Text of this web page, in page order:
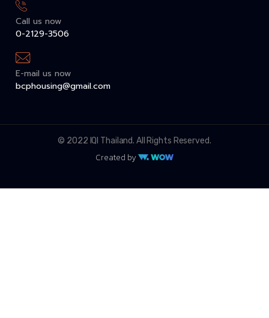
Call us now
0-2129-3506
E-mail us now
bcphousing@gmail.com
© 2022 IQI Thailand. All Rights Reserved.
Created by